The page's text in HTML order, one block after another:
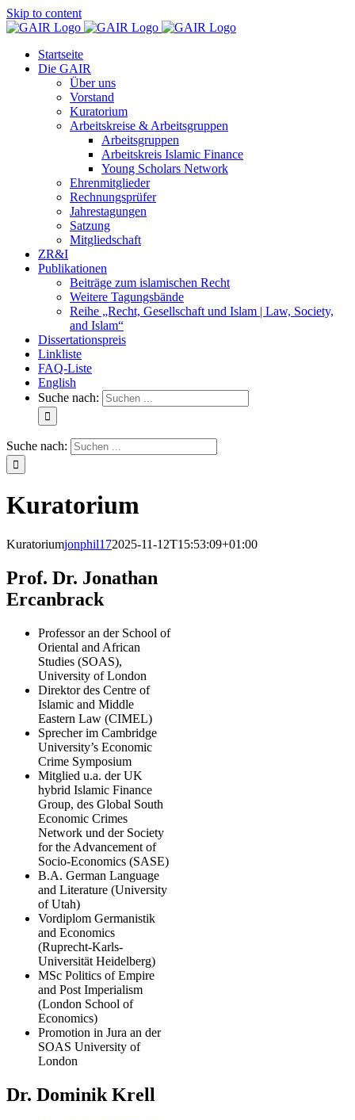
Skip to content
Startseite
Die GAIR
Über uns
Vorstand
Kuratorium
Arbeitskreise & Arbeitsgruppen
Arbeitsgruppen
Arbeitskreis Islamic Finance
Young Scholars Network
Ehrenmitglieder
Rechnungsprüfer
Jahrestagungen
Satzung
Mitgliedschaft
ZR&I
Publikationen
Beiträge zum islamischen Recht
Weitere Tagungsbände
Reihe „Recht, Gesellschaft und Islam | Law, Society,
and Islam“
Dissertationspreis
Linkliste
FAQ-Liste
English
Suche nach:
Suche nach:
Kuratorium
Kuratoriumjonphil172025-11-12T15:53:09+01:00
Prof. Dr. Jonathan
Ercanbrack
Professor an der School of
Oriental and African
Studies (SOAS),
University of London
Direktor des Centre of
Islamic and Middle
Eastern Law (CIMEL)
Sprecher im Cambridge
University’s Economic
Crime Symposium
Mitglied u.a. der UK
hybrid Islamic Finance
Group, des Global South
Economic Crimes
Network und der Society
for the Advancement of
Socio-Economics (SASE)
B.A. German Language
and Literature (University
of Utah)
Vordiplom Germanistik
and Economics
(Ruprecht-Karls-
Universität Heidelberg)
MSc Politics of Empire
and Post Imperialism
(London School of
Economics)
Promotion in Jura an der
SOAS University of
London
Dr. Dominik Krell